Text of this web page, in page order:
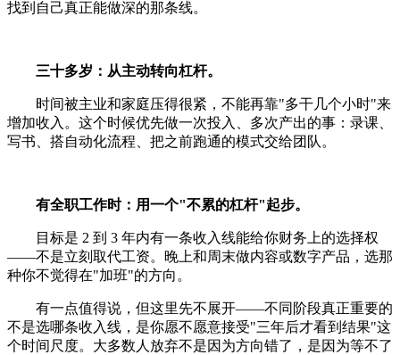
找到自己真正能做深的那条线。
三十多岁：从主动转向杠杆。
时间被主业和家庭压得很紧，不能再靠"多干几个小时"来
增加收入。这个时候优先做一次投入、多次产出的事：录课、
写书、搭自动化流程、把之前跑通的模式交给团队。
有全职工作时：用一个"不累的杠杆"起步。
目标是 2 到 3 年内有一条收入线能给你财务上的选择权
——不是立刻取代工资。晚上和周末做内容或数字产品，选那
种你不觉得在"加班"的方向。
有一点值得说，但这里先不展开——不同阶段真正重要的
不是选哪条收入线，是你愿不愿意接受"三年后才看到结果"这
个时间尺度。大多数人放弃不是因为方向错了，是因为等不了